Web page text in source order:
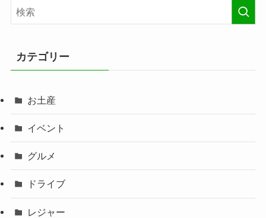
カテゴリー
お土産
イベント
グルメ
ドライブ
レジャー